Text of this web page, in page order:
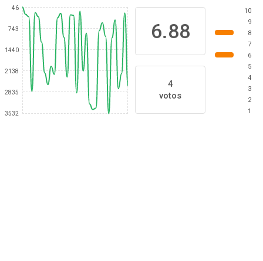
46
743
1440
2138
2835
3532
6.88
4
votos
10
9
8
7
6
5
4
3
2
1